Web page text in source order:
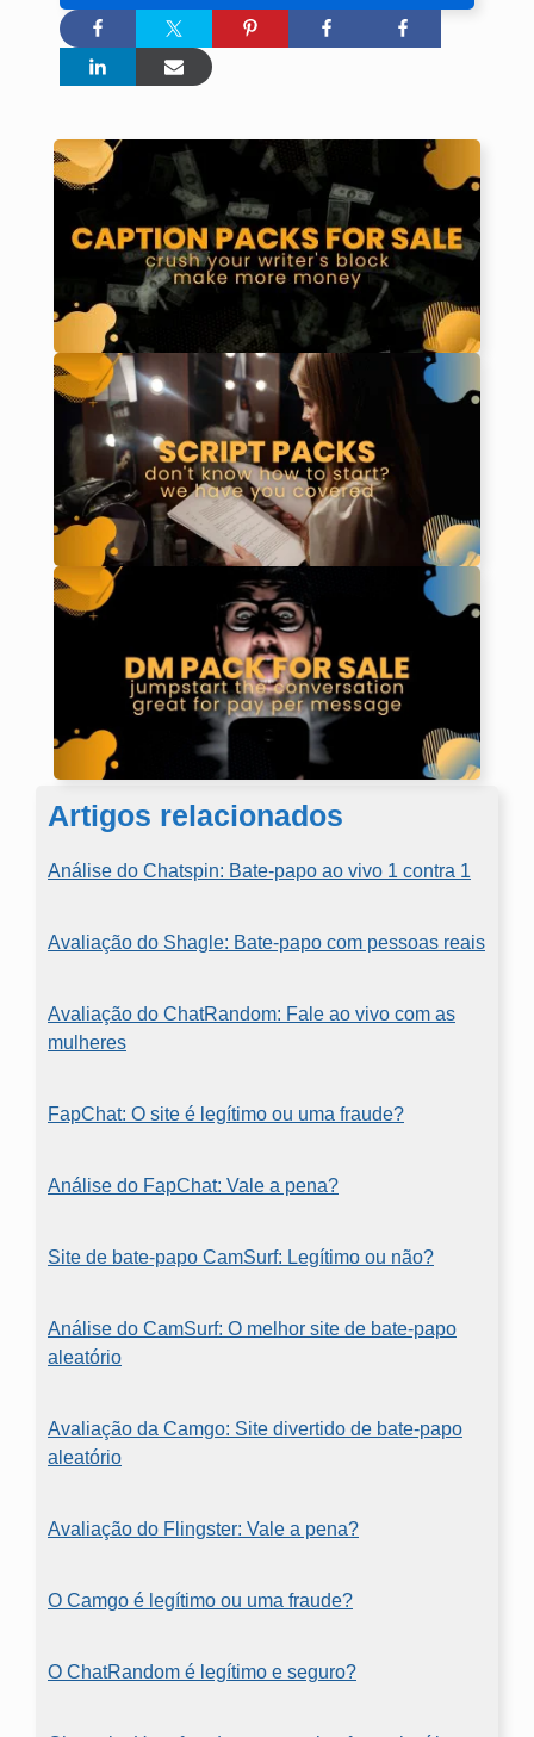
Artigos relacionados
Análise do Chatspin: Bate-papo ao vivo 1 contra 1
Avaliação do Shagle: Bate-papo com pessoas reais
Avaliação do ChatRandom: Fale ao vivo com as
mulheres
FapChat: O site é legítimo ou uma fraude?
Análise do FapChat: Vale a pena?
Site de bate-papo CamSurf: Legítimo ou não?
Análise do CamSurf: O melhor site de bate-papo
aleatório
Avaliação da Camgo: Site divertido de bate-papo
aleatório
Avaliação do Flingster: Vale a pena?
O Camgo é legítimo ou uma fraude?
O ChatRandom é legítimo e seguro?